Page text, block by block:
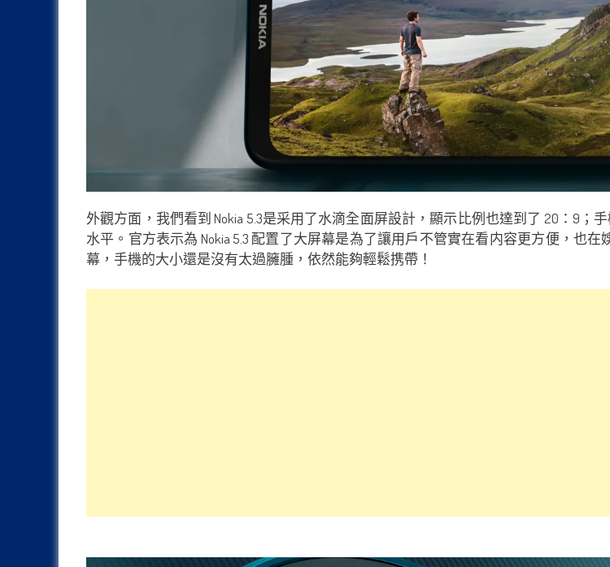
外觀方面，我們看到 Nokia 5.3是采用了水滴全面屏設計，顯示比例也達到了 20：9；
水平。官方表示為 Nokia 5.3 配置了大屏幕是為了讓用戶不管實在看内容更方便，也
幕，手機的大小還是沒有太過臃腫，依然能夠輕鬆携帶！